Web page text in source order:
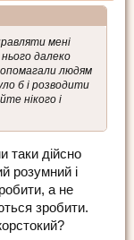
мені
далеко
людям
б і розводити
нікого і
таки дійсно
розумний і
а не
зробити.